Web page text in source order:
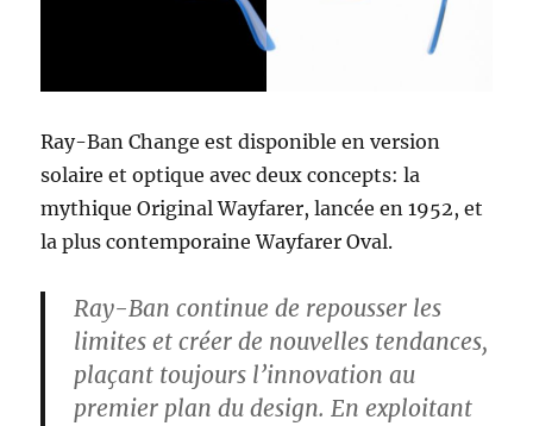
Ray-Ban Change est disponible en version
solaire et optique avec deux concepts: la
mythique Original Wayfarer, lancée en 1952, et
la plus contemporaine Wayfarer Oval.
Ray-Ban continue de repousser les
limites et créer de nouvelles tendances,
plaçant toujours l’innovation au
premier plan du design. En exploitant